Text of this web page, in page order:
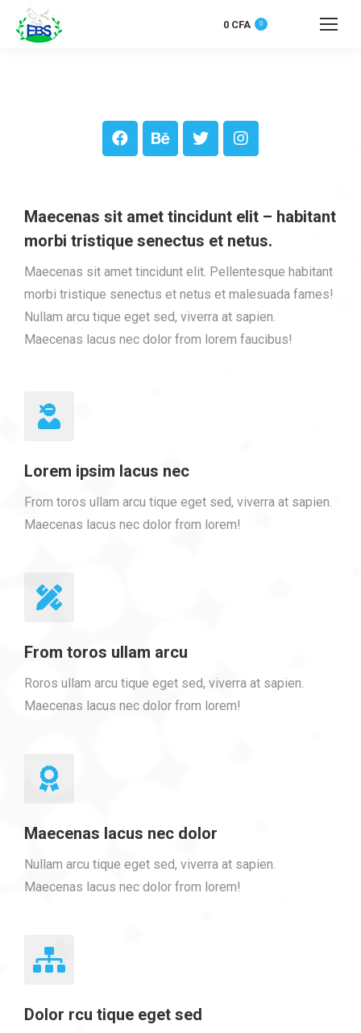
0 CFA 0
Maecenas sit amet tincidunt elit – habitant
morbi tristique senectus et netus.
Maecenas sit amet tincidunt elit. Pellentesque habitant
morbi tristique senectus et netus et malesuada fames!
Nullam arcu tique eget sed, viverra at sapien.
Maecenas lacus nec dolor from lorem faucibus!
Lorem ipsim lacus nec
From toros ullam arcu tique eget sed, viverra at sapien.
Maecenas lacus nec dolor from lorem!
From toros ullam arcu
Roros ullam arcu tique eget sed, viverra at sapien.
Maecenas lacus nec dolor from lorem!
Maecenas lacus nec dolor
Nullam arcu tique eget sed, viverra at sapien.
Maecenas lacus nec dolor from lorem!
Dolor rcu tique eget sed